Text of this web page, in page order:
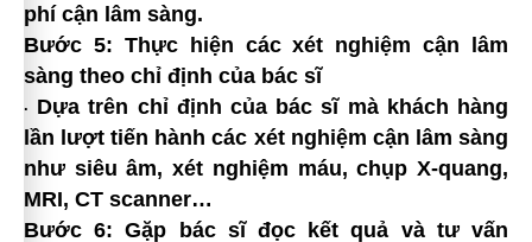
phí cận lâm sàng.
Bước 5: Thực hiện các xét nghiệm cận lâm
sàng theo chỉ định của bác sĩ
· Dựa trên chỉ định của bác sĩ mà khách hàng
lần lượt tiến hành các xét nghiệm cận lâm sàng
như siêu âm, xét nghiệm máu, chụp X-quang,
MRI, CT scanner…
Bước 6: Gặp bác sĩ đọc kết quả và tư vấn